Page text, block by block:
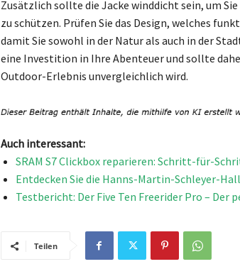
Zusätzlich sollte die Jacke winddicht sein, um
zu schützen. Prüfen Sie das Design, welches
damit Sie sowohl in der Natur als auch in der
eine Investition in Ihre Abenteuer und sollte
Outdoor-Erlebnis unvergleichlich wird.
Auch interessant:
SRAM S7 Clickbox reparieren: Schritt-für-
Entdecken Sie die Hanns-Martin-Schleyer-
Testbericht: Der Five Ten Freerider Pro – Der
Teilen